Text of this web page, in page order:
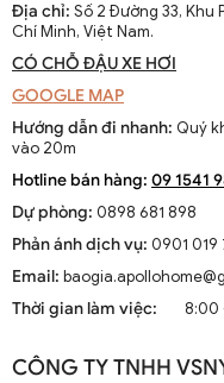
Địa chỉ: Số 2 Đường 33, Khu
Chí Minh, Việt Nam.
CÓ CHỖ ĐẬU XE HƠI
GOOGLE MAP
Hướng dẫn đi nhanh: Quý
vào 20m
Hotline bán hàng: 09 1541
Dự phòng: 0898 681 898
Phản ánh dịch vụ: 0901 019
Email:
Thời gian làm việc:
8:00
CÔNG TY TNHH